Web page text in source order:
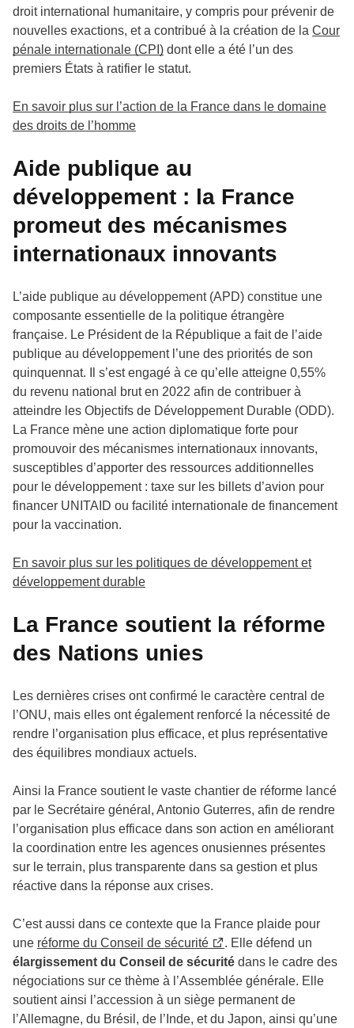
droit international humanitaire, y compris pour prévenir de
nouvelles exactions, et a contribué à la création de la Cour
pénale internationale (CPI) dont elle a été l’un des
premiers États à ratifier le statut.
En savoir plus sur l’action de la France dans le domaine
des droits de l’homme
Aide publique au
développement : la France
promeut des mécanismes
internationaux innovants
L’aide publique au développement (APD) constitue une
composante essentielle de la politique étrangère
française. Le Président de la République a fait de l’aide
publique au développement l’une des priorités de son
quinquennat. Il s’est engagé à ce qu’elle atteigne 0,55%
du revenu national brut en 2022 afin de contribuer à
atteindre les Objectifs de Développement Durable (ODD).
La France mène une action diplomatique forte pour
promouvoir des mécanismes internationaux innovants,
susceptibles d’apporter des ressources additionnelles
pour le développement : taxe sur les billets d’avion pour
financer UNITAID ou facilité internationale de financement
pour la vaccination.
En savoir plus sur les politiques de développement et
développement durable
La France soutient la réforme
des Nations unies
Les dernières crises ont confirmé le caractère central de
l’ONU, mais elles ont également renforcé la nécessité de
rendre l’organisation plus efficace, et plus représentative
des équilibres mondiaux actuels.
Ainsi la France soutient le vaste chantier de réforme lancé
par le Secrétaire général, Antonio Guterres, afin de rendre
l’organisation plus efficace dans son action en améliorant
la coordination entre les agences onusiennes présentes
sur le terrain, plus transparente dans sa gestion et plus
réactive dans la réponse aux crises.
C’est aussi dans ce contexte que la France plaide pour
une réforme du Conseil de sécurité
. Elle défend un
élargissement du Conseil de sécurité dans le cadre des
négociations sur ce thème à l’Assemblée générale. Elle
soutient ainsi l’accession à un siège permanent de
l’Allemagne, du Brésil, de l’Inde, et du Japon, ainsi qu’une